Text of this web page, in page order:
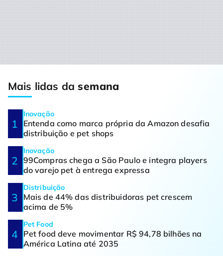
Mais lidas dasemana
Inovação
Entenda como marca própria da Amazon desafia
distribuição e pet shops
Inovação
99Compras chega a São Paulo e integra players
do varejo pet à entrega expressa
Distribuição
Mais de 44% das distribuidoras pet crescem
acima de 5%
Pet Food
Pet food deve movimentar R$ 94,78 bilhões na
América Latina até 2035